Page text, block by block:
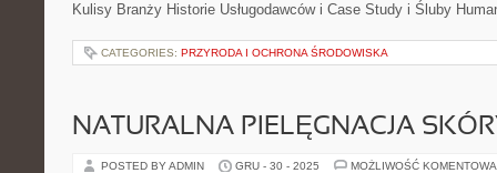
Kulisy Branży Historie Usługodawców i Case Study i Śluby
CATEGORIES: PRZYRODA I OCHRONA ŚRODOWISKA
NATURALNA PIELĘGNACJA
POSTED BY ADMIN GRU - 30 - 2025 MOŻLIWOŚĆ